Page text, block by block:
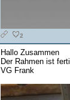
2
Hallo Zusammen
Der Rahmen ist
VG Frank